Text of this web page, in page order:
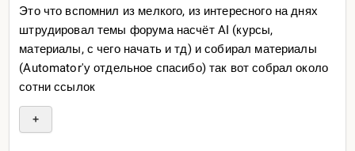
Это что вспомнил из мелкого, из интересного на днях
штрудировал темы форума насчёт AI (курсы,
материалы, с чего начать и тд) и собирал материалы
(Automator'у отдельное спасибо) так вот собрал около
сотни ссылок
+